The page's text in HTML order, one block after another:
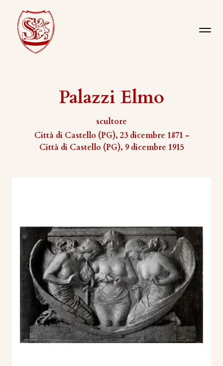
Palazzi Elmo
scultore
Città di Castello (PG), 23 dicembre 1871 -
Città di Castello (PG), 9 dicembre 1915